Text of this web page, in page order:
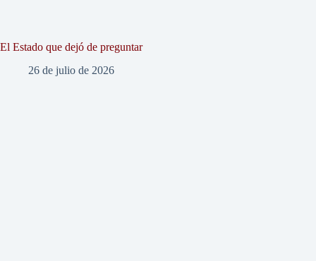
El Estado que dejó de preguntar
26 de julio de 2026